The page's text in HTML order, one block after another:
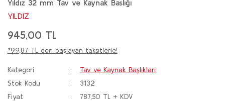
Yıldız 32 mm Tav ve Kaynak Baslığı
YILDIZ
945,00 TL
*99,87 TL den başlayan taksitlerle!
Kategori
Tav ve Kaynak Başlıkları
Stok Kodu
3132
Fiyat
787,50 TL + KDV